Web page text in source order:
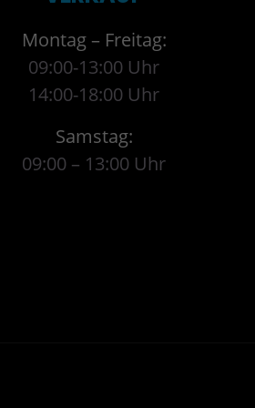
Montag – Freitag:
09:00-13:00 Uhr
14:00-18:00 Uhr
Samstag:
09:00 – 13:00 Uhr